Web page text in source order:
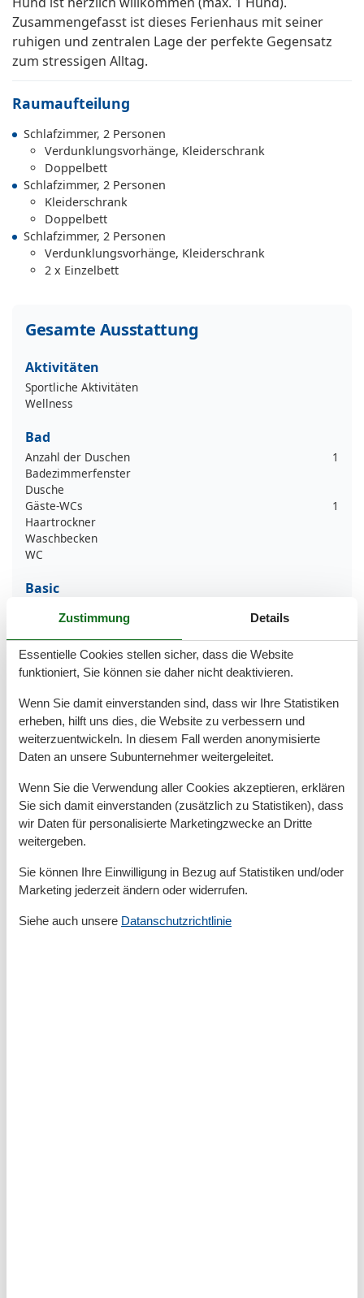
Zusammengefasst ist dieses Ferienhaus mit seiner
ruhigen und zentralen Lage der perfekte Gegensatz
zum stressigen Alltag.
Raumaufteilung
Schlafzimmer, 2 Personen
Verdunklungsvorhänge, Kleiderschrank
Doppelbett
Schlafzimmer, 2 Personen
Kleiderschrank
Doppelbett
Schlafzimmer, 2 Personen
Verdunklungsvorhänge, Kleiderschrank
2 x Einzelbett
Gesamte Ausstattung
Aktivitäten
Sportliche Aktivitäten
Wellness
Bad
Anzahl der Duschen
1
Badezimmerfenster
Dusche
Gäste-WCs
1
Haartrockner
Waschbecken
WC
Basic
Kinder willkommen
Nichtraucher
Quadratmeter
Zimmer
Draußen
Anzahl der Parkplätze
Garten
Gartenmöbel
Privater P-Platz
Terrasse
Entfernung
StadtEntfernung
6 km
Strandentfernung
Küche
Zustimmung Details
Essentielle Cookies stellen sicher, dass die Website
funktioniert, Sie können sie daher nicht deaktivieren.
Wenn Sie damit einverstanden sind, dass wir Ihre Statistiken
erheben, hilft uns dies, die Website zu verbessern und
weiterzuentwickeln. In diesem Fall werden anonymisierte
Daten an unsere Subunternehmer weitergeleitet.
Wenn Sie die Verwendung aller Cookies akzeptieren, erklären
Sie sich damit einverstanden (zusätzlich zu Statistiken), dass
wir Daten für personalisierte Marketingzwecke an Dritte
weitergeben.
Sie können Ihre Einwilligung in Bezug auf Statistiken und/oder
Marketing jederzeit ändern oder widerrufen.
Siehe auch unsere Datanschutzrichtlinie